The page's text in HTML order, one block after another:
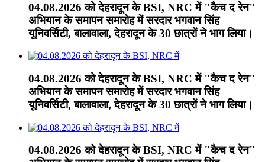
04.08.2026 को देहरादून के BSI, NRC में "कैच द रेन"
अभियान के समापन समारोह में सरदार भगवान सिंह
यूनिवर्सिटी, बालावाला, देहरादून के 30 छात्रों ने भाग लिया।
04.08.2026 को देहरादून के BSI, NRC में "कैच द रेन"
अभियान के समापन समारोह में सरदार भगवान सिंह
यूनिवर्सिटी, बालावाला, देहरादून के 30 छात्रों ने भाग लिया।
04.08.2026 को देहरादून के BSI, NRC में "कैच द रेन"